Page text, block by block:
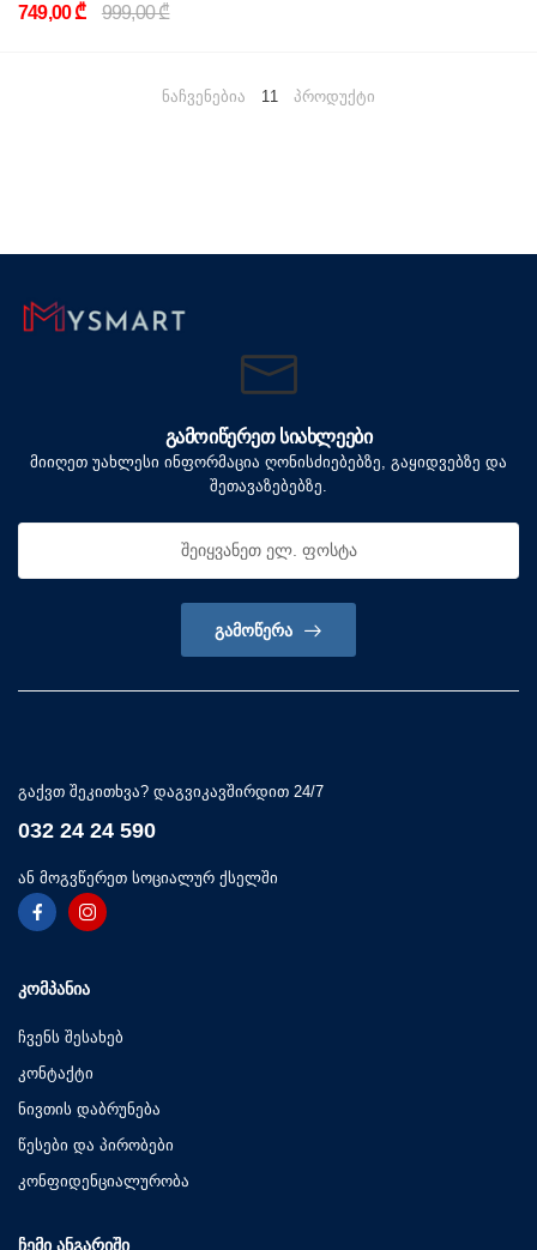
749,00 ₾ 999,00 ₾
ნაჩვენებია 11 პროდუქტი
ᲒᲐᲛᲝᲘᲬᲔᲠᲔᲗ ᲡᲘᲐᲮᲚᲔᲔᲑᲘ
მიიღეთ უახლესი ინფორმაცია ღონისძიებებზე, გაყიდვებზე და
შეთავაზებებზე.
ᲒᲐᲛᲝᲬᲔᲠᲐ
გაქვთ შეკითხვა? დაგვიკავშირდით 24/7
032 24 24 590
ან მოგვწერეთ სოციალურ ქსელში
ᲙᲝᲛᲞᲐᲜᲘᲐ
ჩვენს შესახებ
კონტაქტი
ნივთის დაბრუნება
წესები და პირობები
კონფიდენციალურობა
ᲩᲔᲛᲘ ᲐᲜᲒᲐᲠᲘᲨᲘ